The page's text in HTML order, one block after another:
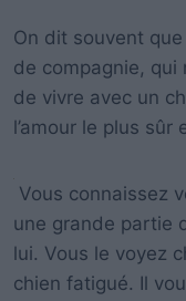
On dit souvent que
de compagnie, qui
de vivre avec un
l’amour le plus
Vous connaissez
une grande partie
lui. Vous le voyez
chien fatigué. Il